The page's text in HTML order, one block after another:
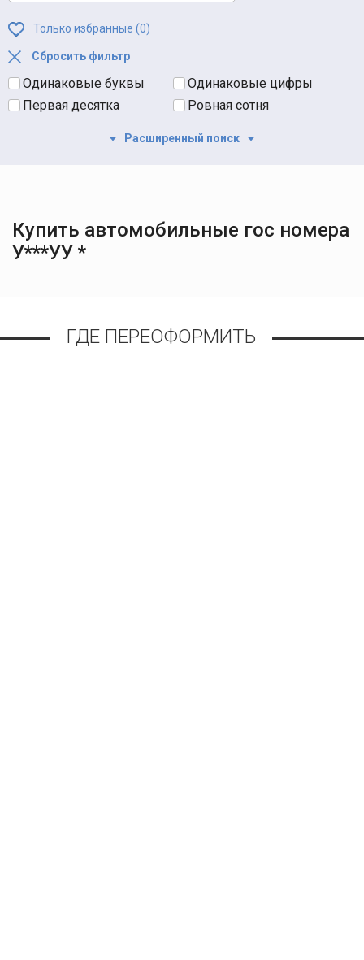
Только избранные (0)
Сбросить фильтр
Одинаковые буквы
Одинаковые цифры
Первая десятка
Ровная сотня
Расширенный поиск
Купить автомобильные гос номера
У***УУ *
ГДЕ ПЕРЕОФОРМИТЬ